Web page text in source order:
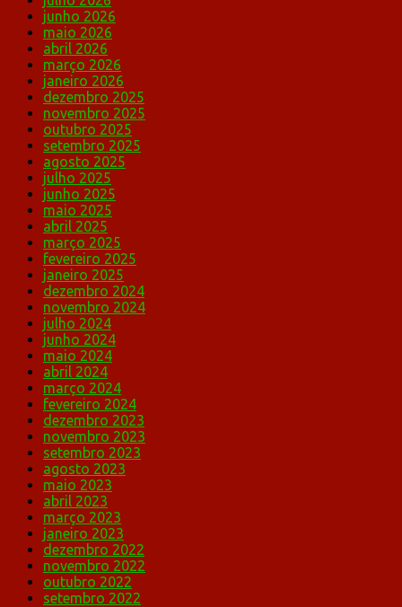
junho 2026
maio 2026
abril 2026
março 2026
janeiro 2026
dezembro 2025
novembro 2025
outubro 2025
setembro 2025
agosto 2025
julho 2025
junho 2025
maio 2025
abril 2025
março 2025
fevereiro 2025
janeiro 2025
dezembro 2024
novembro 2024
julho 2024
junho 2024
maio 2024
abril 2024
março 2024
fevereiro 2024
dezembro 2023
novembro 2023
setembro 2023
agosto 2023
maio 2023
abril 2023
março 2023
janeiro 2023
dezembro 2022
novembro 2022
outubro 2022
setembro 2022